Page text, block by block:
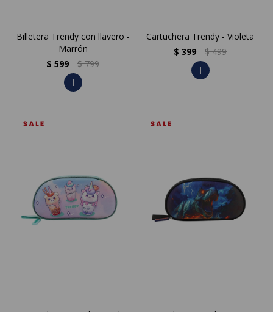
Billetera Trendy con llavero -
Marrón
$ 599 $ 799
add
Cartuchera Trendy - Violeta
$ 399 $ 499
add